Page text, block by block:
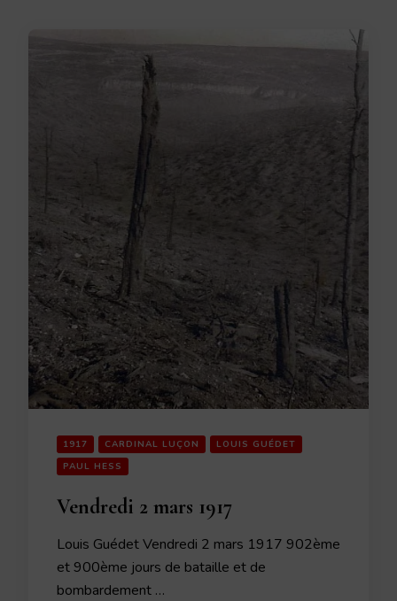
1917 CARDINAL LUÇON
LOUIS GUÉDET
PAUL HESS
Vendredi 2 mars 1917
Louis Guédet Vendredi 2 mars 1917 902ème
et 900ème jours de bataille et de
bombardement …